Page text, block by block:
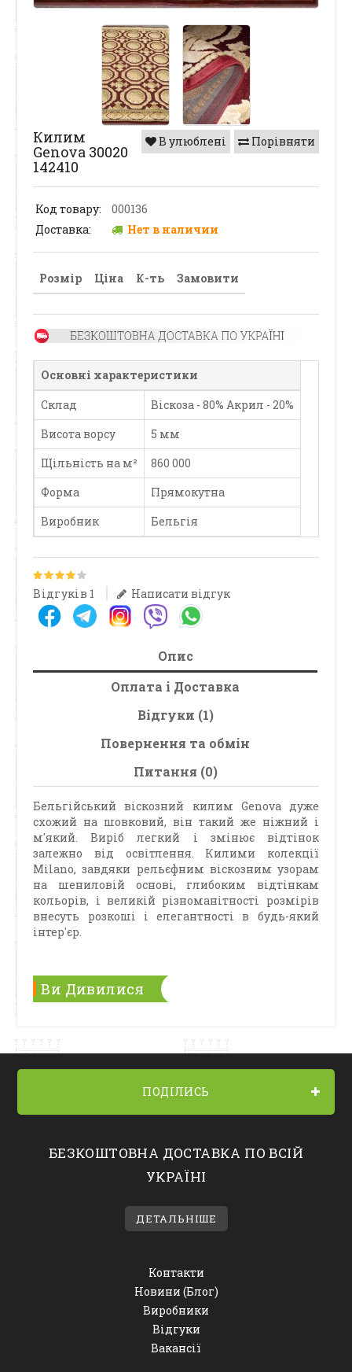
Порівняти
В улюблені
Килим
Genova 30020
142410
Код товару:
000136
Доставка:
Нет в наличии
Розмір Ціна К-ть Замовити
Основні характеристики
Склад
Віскоза - 80% Акрил - 20%
Висота ворсу
5 мм
Щільність на м²
860 000
Форма
Прямокутна
Виробник
Бельгія
Відгуків 1 Написати відгук
Опис
Оплата і Доставка
Відгуки (1)
Повернення та обмін
Питання (0)
Бельгійський віскозний килим Genova дуже
схожий на шовковий, він такий же ніжний і
м'який. Виріб легкий і змінює відтінок
залежно від освітлення. Килими колекції
Milano, завдяки рельєфним віскозним узорам
на шениловій основі, глибоким відтінкам
кольорів, і великій різноманітності розмірів
внесуть розкоші і елегантності в будь-який
інтер'єр.
Ви Дивилися
ПОДІЛИСЬ
БЕЗКОШТОВНА ДОСТАВКА ПО ВСІЙ
УКРАЇНІ
ДЕТАЛЬНІШЕ
Контакти
Новини (Блог)
Виробники
Відгуки
Вакансії